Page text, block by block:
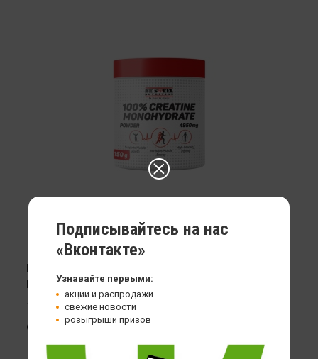
Креатин Be Steel Nutrition 100% Creatine
Monohydrate
150 гр
999
Подписывайтесь на нас
«Вконтакте»
Узнавайте первыми:
акции и распродажи
свежие новости
розыгрыши призов